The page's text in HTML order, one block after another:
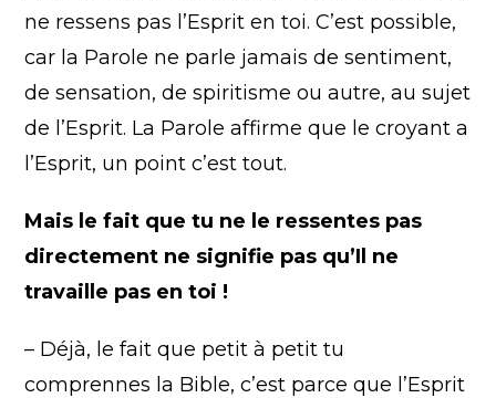
ne ressens pas l’Esprit en toi. C’est possible,
car la Parole ne parle jamais de sentiment,
de sensation, de spiritisme ou autre, au sujet
de l’Esprit. La Parole affirme que le croyant a
l’Esprit, un point c’est tout.
Mais le fait que tu ne le ressentes pas
directement ne signifie pas qu’Il ne
travaille pas en toi !
– Déjà, le fait que petit à petit tu
comprennes la Bible, c’est parce que l’Esprit